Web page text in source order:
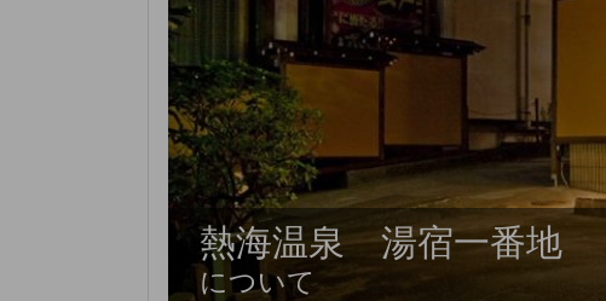
熱海温泉 湯宿一番地
について